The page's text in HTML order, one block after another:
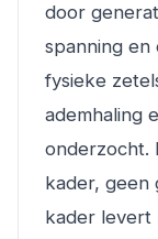
door
spanning en
fysieke
ademhaling
onderzocht.
kader, geen
kader levert